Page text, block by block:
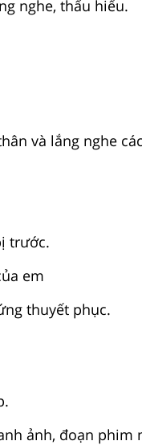
nghe, thấu hiểu.
và lắng nghe
trước.
em
thuyết phục.
ảnh, đoạn phim